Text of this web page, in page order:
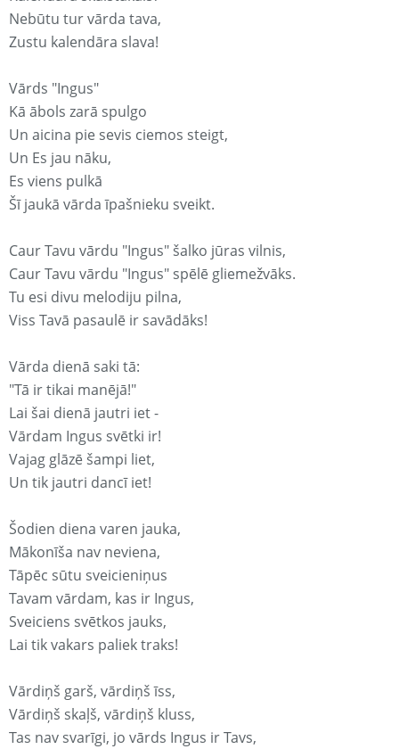
Nebūtu tur vārda tava,
Zustu kalendāra slava!
Vārds "Ingus"
Kā ābols zarā spulgo
Un aicina pie sevis ciemos steigt,
Un Es jau nāku,
Es viens pulkā
Šī jaukā vārda īpašnieku sveikt.
Caur Tavu vārdu "Ingus" šalko jūras vilnis,
Caur Tavu vārdu "Ingus" spēlē gliemežvāks.
Tu esi divu melodiju pilna,
Viss Tavā pasaulē ir savādāks!
Vārda dienā saki tā:
"Tā ir tikai manējā!"
Lai šai dienā jautri iet -
Vārdam Ingus svētki ir!
Vajag glāzē šampi liet,
Un tik jautri dancī iet!
Šodien diena varen jauka,
Mākonīša nav neviena,
Tāpēc sūtu sveicieniņus
Tavam vārdam, kas ir Ingus,
Sveiciens svētkos jauks,
Lai tik vakars paliek traks!
Vārdiņš garš, vārdiņš īss,
Vārdiņš skaļš, vārdiņš kluss,
Tas nav svarīgi, jo vārds Ingus ir Tavs,